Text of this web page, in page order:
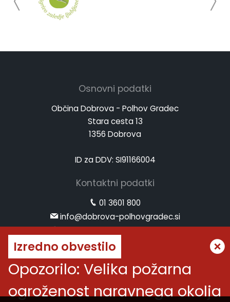
Izredno obvestilo
Opozorilo: Velika požarna
ogroženost naravnega okolja
Osnovni podatki
Občina Dobrova - Polhov Gradec
Stara cesta 13
1356 Dobrova
ID za DDV: SI91166004
Kontaktni podatki
01 3601 800
info@dobrova-polhovgradec.si
Uradne ure
ponedeljek: od 8.00 do 12.00
sreda:od 8.00 do 12.00 in od 14.00 do 16.00